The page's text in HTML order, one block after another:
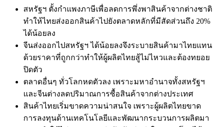
สหรัฐฯ ตั้งกำแพงภาษีเพื่อลดการพึ่งพาสินค้าจากต่างชาติ
ทำให้ไทยส่งออกสินค้าไปยังตลาดหลักที่มีสัดส่วนถึง 20%
ได้น้อยลง
จีนส่งออกไปสหรัฐฯ ได้น้อยลงจึงระบายสินค้ามาไทยแทน
ด้วยราคาที่ถูกกว่าทำให้ผู้ผลิตไทยสู้ไม่ไหวและต้องทยอย
ปิดตัว
ตลาดอื่นๆ ทั่วโลกหดตัวลง เพราะมหาอำนาจทั้งสหรัฐฯ
และจีนต่างลดปริมาณการซื้อสินค้าจากต่างประเทศ
สินค้าไทยเริ่มขาดความน่าสนใจ เพราะผู้ผลิตไทยขาด
การลงทุนด้านเทคโนโลยีและพัฒนากระบวนการผลิตมา